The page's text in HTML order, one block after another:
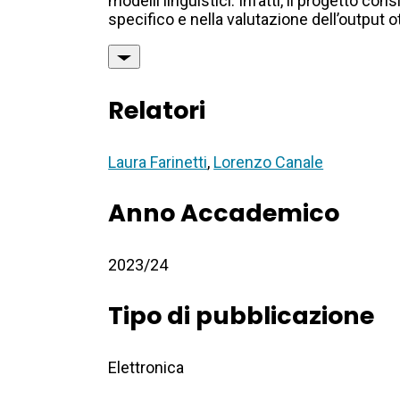
specifico e nella valutazione dell’output
Relatori
Laura Farinetti, Lorenzo Canale
Anno Accademico
2023/24
Tipo di pubblicazione
Elettronica